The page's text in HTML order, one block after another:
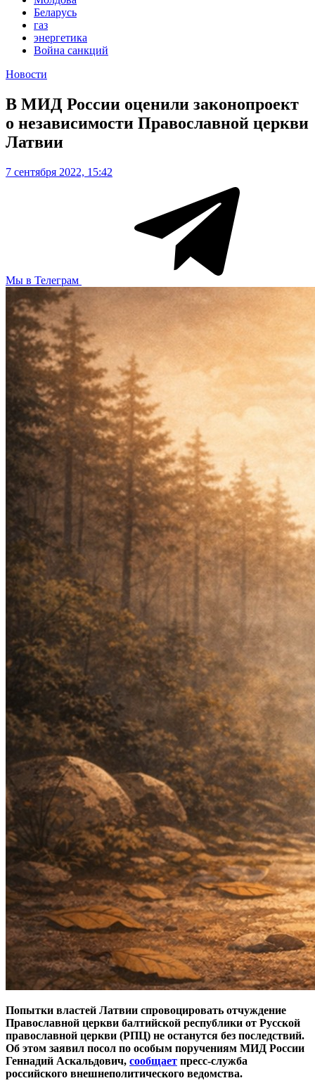
Беларусь
газ
энергетика
Война санкций
Новости
В МИД России оценили законопроект
о независимости Православной церкви
Латвии
7 сентября 2022, 15:42
Мы в Телеграм
Попытки властей Латвии спровоцировать отчуждение
Православной церкви балтийской республики от Русской
православной церкви (РПЦ) не останутся без последствий.
Об этом заявил посол по особым поручениям МИД России
Геннадий Аскальдович, сообщает пресс-служба
российского внешнеполитического ведомства.